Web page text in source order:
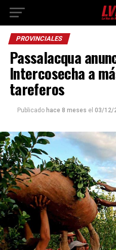
PROVINCIALES
Passalacqua
Intercosecha a
tareferos
Publicado hace 8 meses el 03/12/